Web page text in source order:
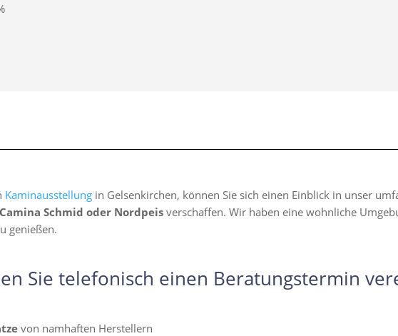
Kaminausstellung in Gelsenkirchen, können Sie sich einen Einblick in unser
Schmid oder Nordpeisverschaffen. Wir haben eine wohnliche
genießen.
Sie telefonisch einen Beratungstermin
von namhaften Herstellern